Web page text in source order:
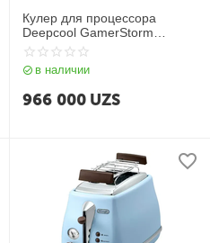
Кулер для процессора
Deepcool GamerStorm
Assassin III
в наличии
966 000 UZS